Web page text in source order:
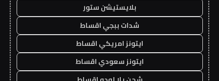
بلايستيشن ستور
شدات ببجي اقساط
ايتونز امريكي اقساط
ايتونز سعودي اقساط